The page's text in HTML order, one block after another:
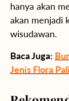
hanya akan
akan menjadi
wisudawan.
Baca Juga:
Jenis Flora